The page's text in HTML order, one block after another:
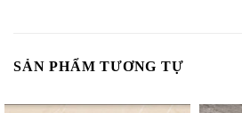
SẢN PHẨM TƯƠNG TỰ